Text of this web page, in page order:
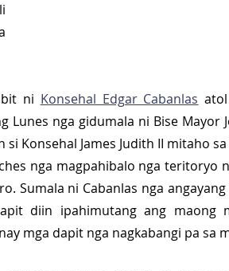
ni Konsehal Edgar Cabanlas
Lunes nga gidumala ni Bise Mayor
si Konsehal James Judith II mitaho
nga magpahibalo nga teritoryo
Sumala ni Cabanlas nga
diin ipahimutang ang maong
mga dapit nga nagkabangi pa sa